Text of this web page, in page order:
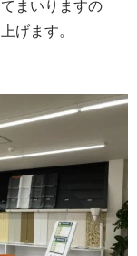
まいりますの
げます。